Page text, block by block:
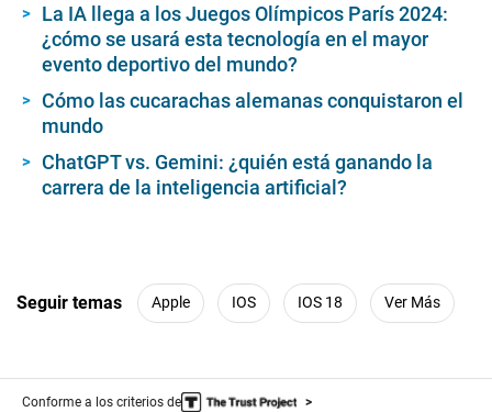
La IA llega a los Juegos Olímpicos París 2024:
¿cómo se usará esta tecnología en el mayor
evento deportivo del mundo?
Cómo las cucarachas alemanas conquistaron el
mundo
ChatGPT vs. Gemini: ¿quién está ganando la
carrera de la inteligencia artificial?
Seguir temas Apple IOS IOS 18 Ver Más
Conforme a los criterios de